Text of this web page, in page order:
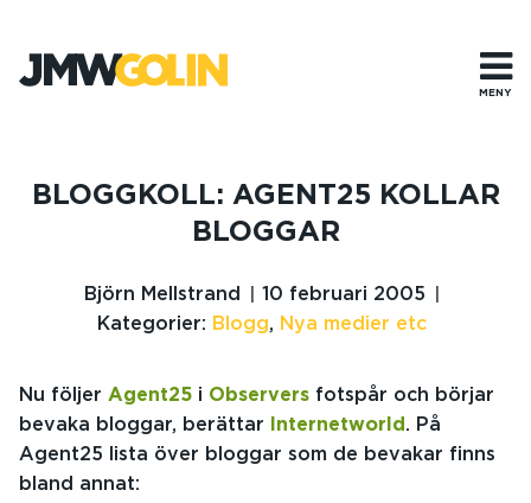
innehåll
MENY
BLOGGKOLL: AGENT25 KOLLAR
BLOGGAR
Björn Mellstrand
10 februari 2005
Kategorier: Blogg, Nya medier etc
Nu följer Agent25 i Observers fotspår och börjar
bevaka bloggar, berättar
Internetworld . På
Agent25 lista över bloggar som de bevakar finns
bland annat: